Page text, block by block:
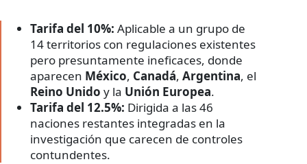
Tarifa del 10%: Aplicable a un grupo de
14 territorios con regulaciones existentes
pero presuntamente ineficaces, donde
aparecen México, Canadá, Argentina, el
Reino Unido y la Unión Europea.
Tarifa del 12.5%: Dirigida a las 46
naciones restantes integradas en la
investigación que carecen de controles
contundentes.